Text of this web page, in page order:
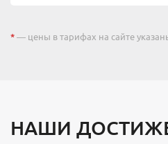
* — цены в тарифах на сайте
НАШИ